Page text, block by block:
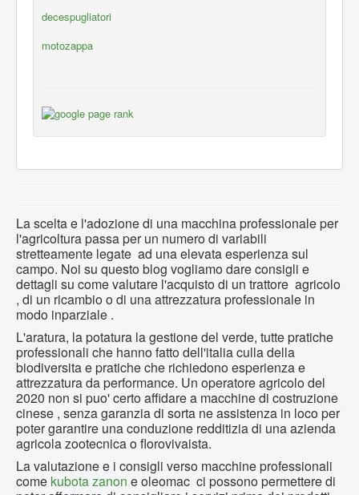
decespugliatori
motozappa
La scelta e l'adozione di una macchina professionale per
l'agricoltura passa per un numero di variabili
stretteamente legate ad una elevata esperienza sul
campo. Noi su questo blog vogliamo dare consigli e
dettagli su come valutare l'acquisto di un trattore agricolo
, di un ricambio o di una attrezzatura professionale in
modo inparziale .
L'aratura, la potatura la gestione del verde, tutte pratiche
professionali che hanno fatto dell'italia culla della
biodiversita e pratiche che richiedono esperienza e
attrezzatura da performance. Un operatore agricolo del
2020 non si puo' certo affidare a macchine di costruzione
cinese , senza garanzia di sorta ne assistenza in loco per
poter garantire una conduzione redditizia di una azienda
agricola zootecnica o florovivaista.
La valutazione e i consigli verso macchine professionali
come kubotazanon e oleomac ci possono permettere di